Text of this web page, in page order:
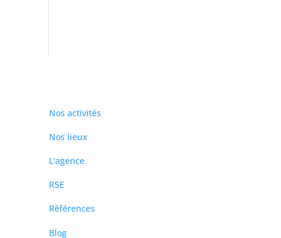
Nos activités
Nos lieux
L'agence
RSE
Références
Blog